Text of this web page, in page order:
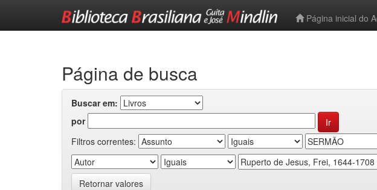
Página inicial do
Página de busca
Buscar em:
por
Filtros correntes:
Retornar valores